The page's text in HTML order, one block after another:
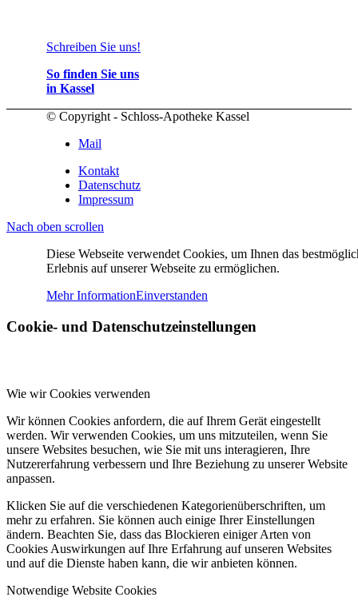
Schreiben Sie uns!
So finden Sie uns
in Kassel
© Copyright - Schloss-Apotheke Kassel
Mail
Kontakt
Datenschutz
Impressum
Nach oben scrollen
Diese Webseite verwendet Cookies, um Ihnen das
Erlebnis auf unserer Webseite zu ermöglichen.
Mehr InformationEinverstanden
Cookie- und Datenschutzeinstellungen
Wie wir Cookies verwenden
Wir können Cookies anfordern, die auf Ihrem Gerät eingestellt
werden. Wir verwenden Cookies, um uns mitzuteilen, wenn Sie
unsere Websites besuchen, wie Sie mit uns interagieren, Ihre
Nutzererfahrung verbessern und Ihre Beziehung zu unserer Website
anpassen.
Klicken Sie auf die verschiedenen Kategorienüberschriften, um
mehr zu erfahren. Sie können auch einige Ihrer Einstellungen
ändern. Beachten Sie, dass das Blockieren einiger Arten von
Cookies Auswirkungen auf Ihre Erfahrung auf unseren Websites
und auf die Dienste haben kann, die wir anbieten können.
Notwendige Website Cookies